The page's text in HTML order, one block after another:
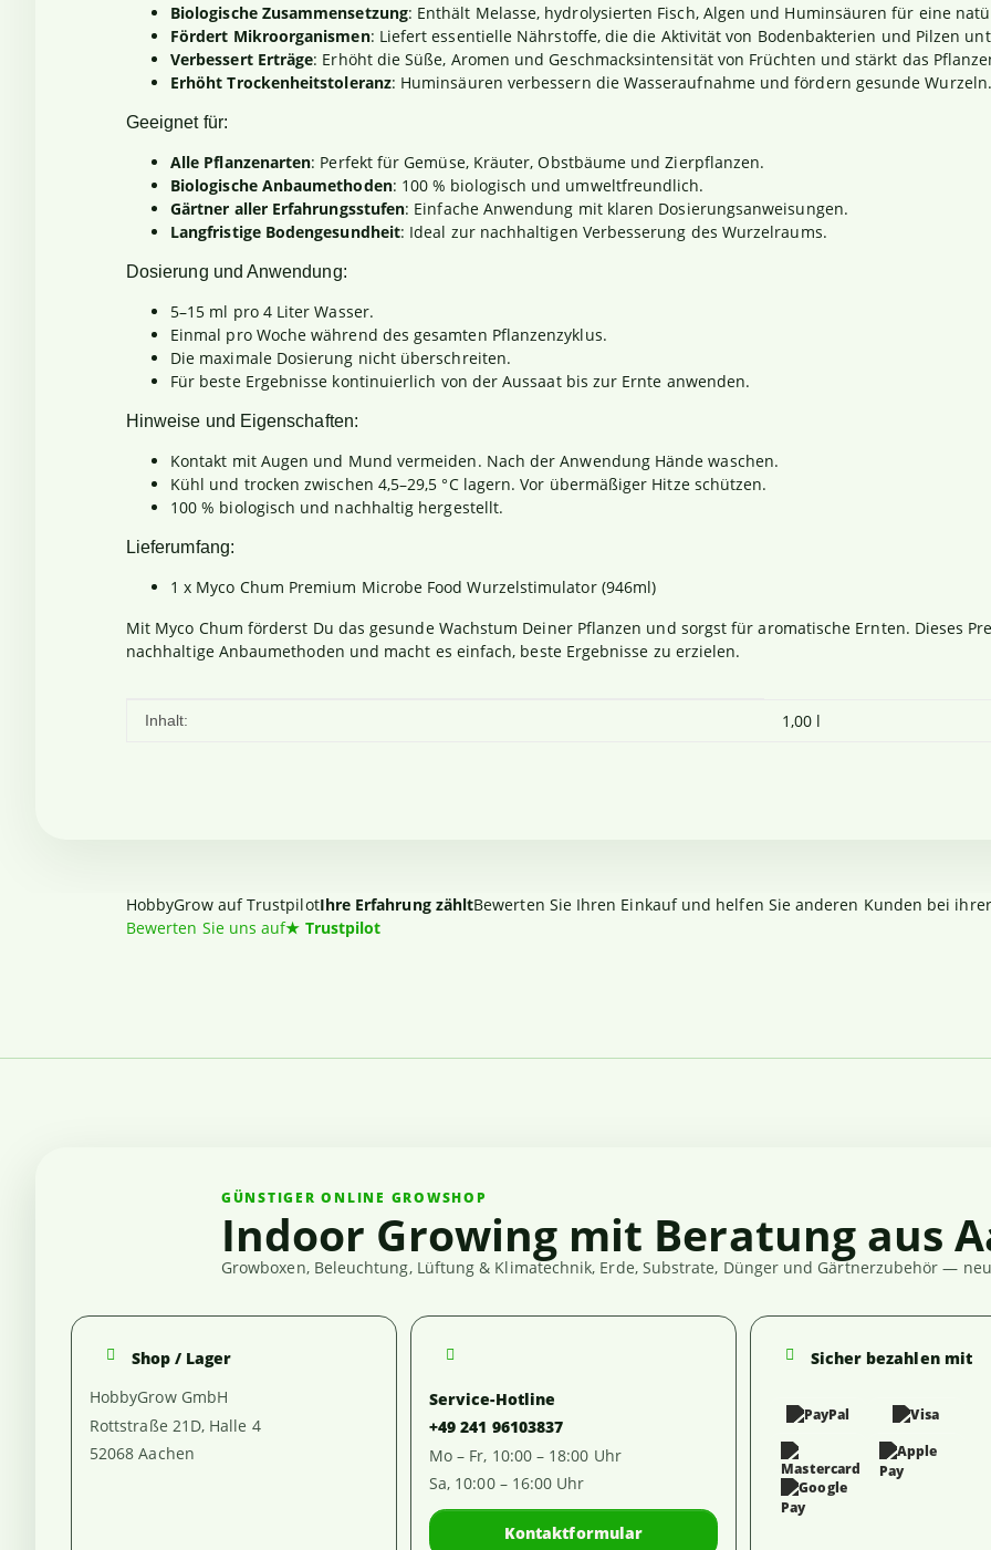
Biologische Zusammensetzung: Enthält Melasse, hydrolysierten Fisch, Algen und Huminsäuren für eine
Fördert Mikroorganismen: Liefert essentielle Nährstoffe, die die Aktivität von Bodenbakterien und Pilzen
Verbessert Erträge: Erhöht die Süße, Aromen und Geschmacksintensität von Früchten und stärkt das
Erhöht Trockenheitstoleranz: Huminsäuren verbessern die Wasseraufnahme und fördern gesunde Wurzeln.
Geeignet für:
Alle Pflanzenarten: Perfekt für Gemüse, Kräuter, Obstbäume und Zierpflanzen.
Biologische Anbaumethoden: 100 % biologisch und umweltfreundlich.
Gärtner aller Erfahrungsstufen: Einfache Anwendung mit klaren Dosierungsanweisungen.
Langfristige Bodengesundheit: Ideal zur nachhaltigen Verbesserung des Wurzelraums.
Dosierung und Anwendung:
5–15 ml pro 4 Liter Wasser.
Einmal pro Woche während des gesamten Pflanzenzyklus.
Die maximale Dosierung nicht überschreiten.
Für beste Ergebnisse kontinuierlich von der Aussaat bis zur Ernte anwenden.
Hinweise und Eigenschaften:
Kontakt mit Augen und Mund vermeiden. Nach der Anwendung Hände waschen.
Kühl und trocken zwischen 4,5–29,5 °C lagern. Vor übermäßiger Hitze schützen.
100 % biologisch und nachhaltig hergestellt.
Lieferumfang:
1 x Myco Chum Premium Microbe Food Wurzelstimulator (946ml)
Mit Myco Chum förderst Du das gesunde Wachstum Deiner Pflanzen und sorgst für aromatische Ernten. Dieses
nachhaltige Anbaumethoden und macht es einfach, beste Ergebnisse zu erzielen.
Produkteigenschaft
Wert
Inhalt: 1,00 l
HobbyGrow auf TrustpilotIhre Erfahrung zähltBewerten Sie Ihren Einkauf und helfen Sie anderen Kunden bei
Bewerten Sie uns auf★ Trustpilot
GÜNSTIGER ONLINE GROWSHOP
Indoor Growing mit Beratung aus
Growboxen, Beleuchtung, Lüftung & Klimatechnik, Erde, Substrate, Dünger und Gärtnerzubehör —
Shop / Lager
HobbyGrow GmbH
Rottstraße 21D, Halle 4
52068 Aachen
Service-Hotline
+49 241 96103837
Mo – Fr, 10:00 – 18:00 Uhr
Sa, 10:00 – 16:00 Uhr
Kontaktformular
Sicher bezahlen mit